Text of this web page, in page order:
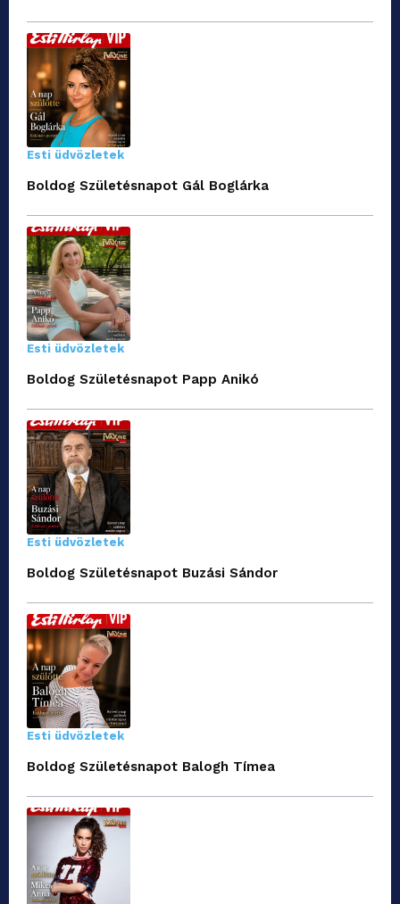
Esti üdvözletek
Boldog Születésnapot Gál Boglárka
Esti üdvözletek
Boldog Születésnapot Papp Anikó
Esti üdvözletek
Boldog Születésnapot Buzási Sándor
Esti üdvözletek
Boldog Születésnapot Balogh Tímea